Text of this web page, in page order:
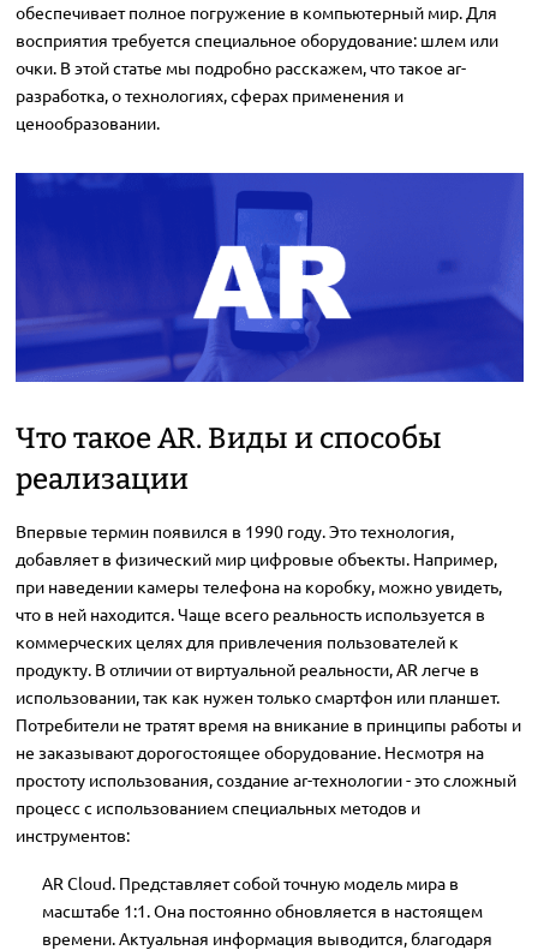
обеспечивает полное погружение в компьютерный мир. Для
восприятия требуется специальное оборудование: шлем или
очки. В этой статье мы подробно расскажем, что такое ar-
разработка, о технологиях, сферах применения и
ценообразовании.
Что такое AR. Виды и способы
реализации
Впервые термин появился в 1990 году. Это технология,
добавляет в физический мир цифровые объекты. Например,
при наведении камеры телефона на коробку, можно увидеть,
что в ней находится. Чаще всего реальность используется в
коммерческих целях для привлечения пользователей к
продукту. В отличии от виртуальной реальности, AR легче в
использовании, так как нужен только смартфон или планшет.
Потребители не тратят время на вникание в принципы работы и
не заказывают дорогостоящее оборудование. Несмотря на
простоту использования, создание ar-технологии - это сложный
процесс с использованием специальных методов и
инструментов:
AR Cloud. Представляет собой точную модель мира в
масштабе 1:1. Она постоянно обновляется в настоящем
времени. Актуальная информация выводится, благодаря